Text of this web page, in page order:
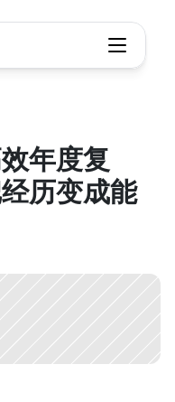
年度复
历变成能